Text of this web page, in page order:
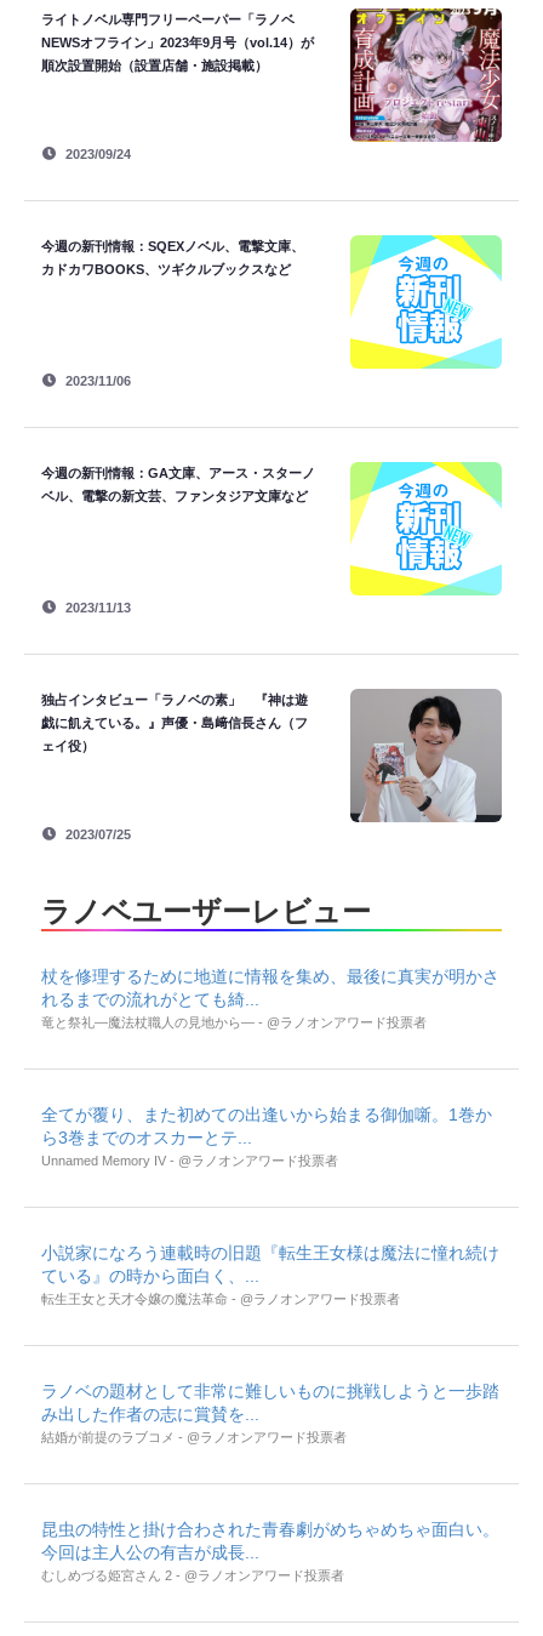
ライトノベル専門フリーペーパー「ラノベ
NEWSオフライン」2023年9月号（vol.14）が
順次設置開始（設置店舗・施設掲載）
2023/09/24
今週の新刊情報：SQEXノベル、電撃文庫、
カドカワBOOKS、ツギクルブックスなど
2023/11/06
今週の新刊情報：GA文庫、アース・スターノ
ベル、電撃の新文芸、ファンタジア文庫など
2023/11/13
独占インタビュー「ラノベの素」 『神は遊
戯に飢えている。』声優・島﨑信長さん（フ
ェイ役）
2023/07/25
ラノベユーザーレビュー
杖を修理するために地道に情報を集め、最後に真実が明かさ
れるまでの流れがとても綺...
竜と祭礼―魔法杖職人の見地から― - @ラノオンアワード投票者
全てが覆り、また初めての出逢いから始まる御伽噺。1巻か
ら3巻までのオスカーとテ...
Unnamed Memory IV - @ラノオンアワード投票者
小説家になろう連載時の旧題『転生王女様は魔法に憧れ続け
ている』の時から面白く、...
転生王女と天才令嬢の魔法革命 - @ラノオンアワード投票者
ラノベの題材として非常に難しいものに挑戦しようと一歩踏
み出した作者の志に賞賛を...
結婚が前提のラブコメ - @ラノオンアワード投票者
昆虫の特性と掛け合わされた青春劇がめちゃめちゃ面白い。
今回は主人公の有吉が成長...
むしめづる姫宮さん 2 - @ラノオンアワード投票者